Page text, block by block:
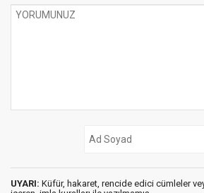
UYARI: Küfür, hakaret, rencide edici cümleler